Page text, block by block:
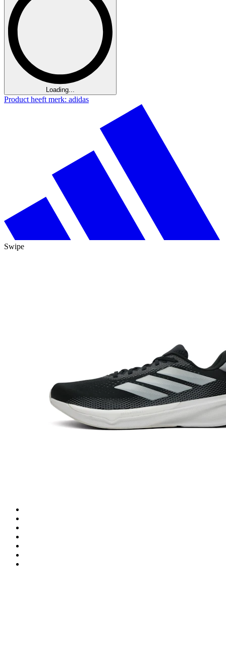
Loading...
Product heeft merk: adidas
Swipe